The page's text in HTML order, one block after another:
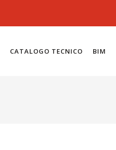
CATALOGO TECNICO BIM